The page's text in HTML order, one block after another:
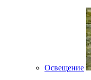
Освещение